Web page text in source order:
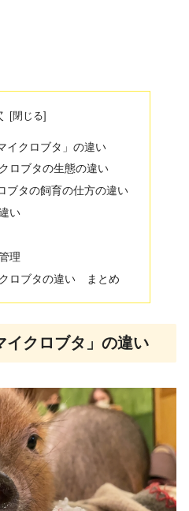
イクロブタ」の違い
ロブタの生態の違い
ブタの飼育の仕方の違い
い
理
ロブタの違い まとめ
イクロブタ」の違い